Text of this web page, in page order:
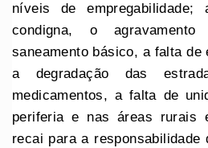
níveis de
condigna, o
saneamento básico, a falta de
a degradação das
medicamentos, a falta de
periferia e nas áreas rurais
recai para a responsabilidade